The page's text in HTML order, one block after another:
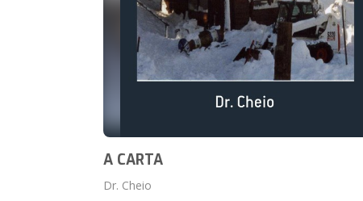
A CARTA
Dr. Cheio